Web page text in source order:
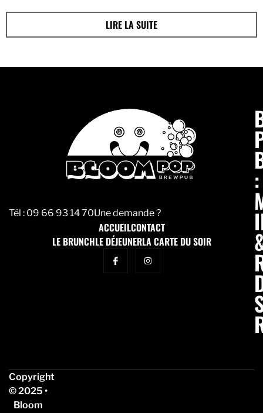
LIRE LA SUITE
Tél : 09 66 93 14 70Une demande ?
ACCUEILCONTACT
LE BRUNCHLE DÉJEUNERLA CARTE DU SOIR
:
Copyright
© 2025 •
Bloom